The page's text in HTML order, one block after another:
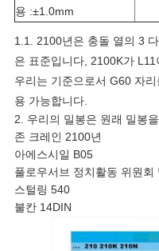
맵
PRIVACY
POLICY
용 :±1.0mm
1.1. 2100년은 충돌 열의 3
은 표준입니다, 2100K가
우리는 기준으로서 G60 자
용 가능합니다.
2. 우리의 밀봉은 원래 밀봉
존 크레인 2100년
아에스시일 B05
풀로우서브 정치활동 위원회
스털링 540
불칸 14DIN